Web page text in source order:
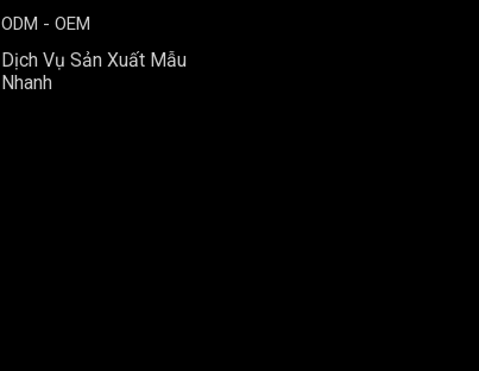
ODM - OEM
Dịch Vụ Sản Xuất Mẫu
Nhanh